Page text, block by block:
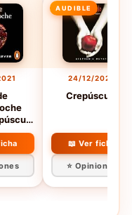
AUDIBLE
24/12/2020
Crepúsculo
📖 Ver ficha
⭐ Opiniones